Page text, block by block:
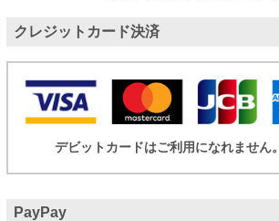
クレジットカード決済
デビットカードはご利用になれません。
PayPay